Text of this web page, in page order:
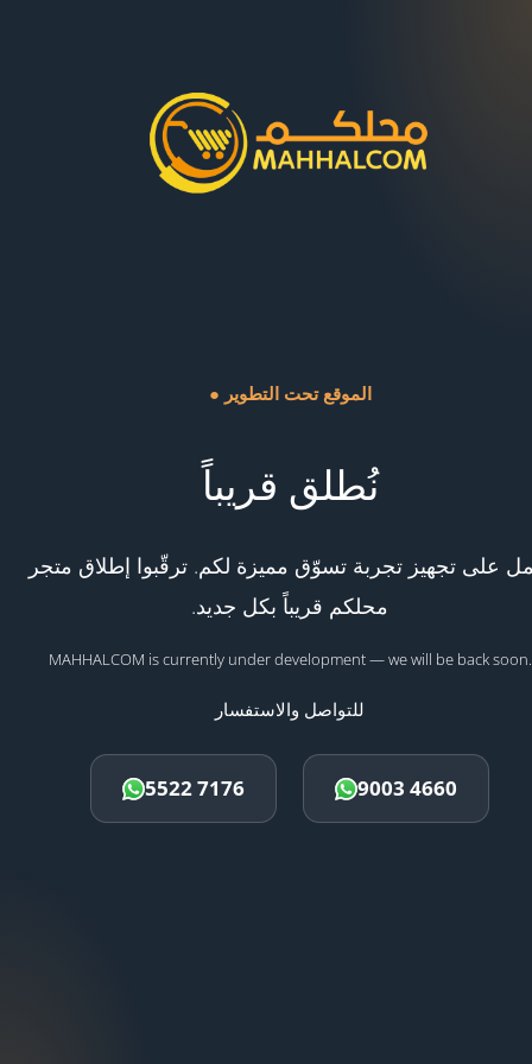
● الموقع تحت التطوير
نُطلق قريباً
على تجهيز تجربة تسوّق مميزة لكم. ترقّبوا إطلاق متجر
محلكم قريباً بكل جديد.
MAHHALCOM is currently under development — we will be back soon.
للتواصل والاستفسار
5522 7176 9003 4660